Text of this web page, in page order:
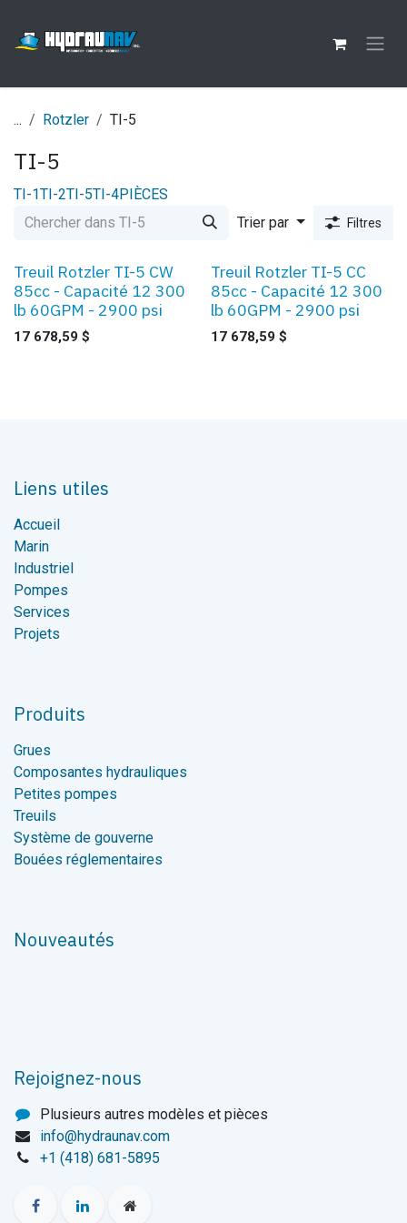
... Rotzler TI-5
TI-5
TI-1TI-2TI-5TI-4PIÈCES
Trier par
Filtres
Treuil Rotzler TI-5 CW
85cc - Capacité 12 300
lb 60GPM - 2900 psi
17 678,59 $
Treuil Rotzler TI-5 CC
85cc - Capacité 12 300
lb 60GPM - 2900 psi
17 678,59 $
Liens utiles
Accueil
Marin
Industriel
Pompes
Services
Projets
Produits
Grues
Composantes hydrauliques
Petites pompes
Treuils
Système de gouverne
Bouées réglementaires
Nouveautés
Rejoignez-nous
Plusieurs autres modèles et pièces
info@hydraunav.com
+1 (418) 681-5895